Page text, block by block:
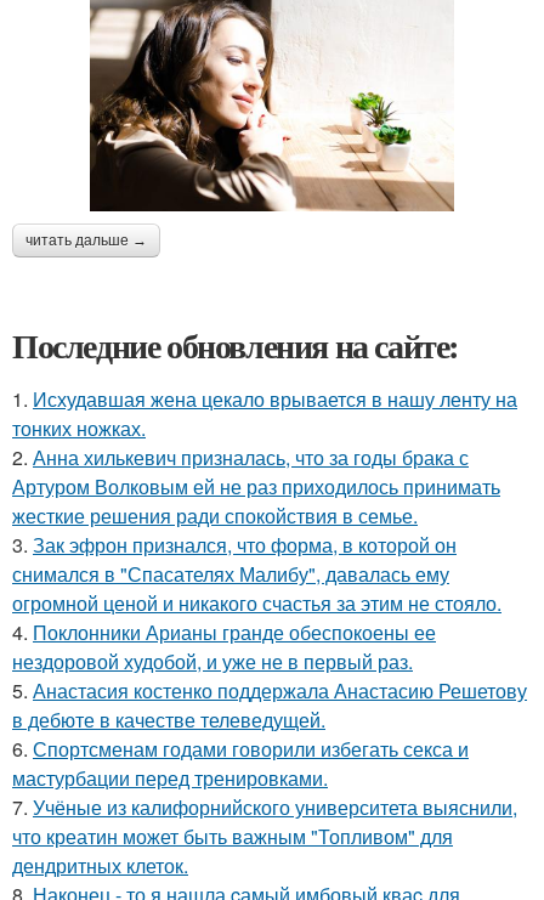
читать дальше →
Последние обновления на сайте:
1. Исхудавшая жена цекало врывается в нашу ленту на
тонких ножках.
2. Анна хилькевич призналась, что за годы брака с
Артуром Волковым ей не раз приходилось принимать
жесткие решения ради спокойствия в семье.
3. Зак эфрон признался, что форма, в которой он
снимался в "Спасателях Малибу", давалась ему
огромной ценой и никакого счастья за этим не стояло.
4. Поклонники Арианы гранде обеспокоены ее
нездоровой худобой, и уже не в первый раз.
5. Анастасия костенко поддержала Анастасию Решетову
в дебюте в качестве телеведущей.
6. Спортсменам годами говорили избегать секса и
мастурбации перед тренировками.
7. Учёные из калифорнийского университета выяснили,
что креатин может быть важным "Топливом" для
дендритных клеток.